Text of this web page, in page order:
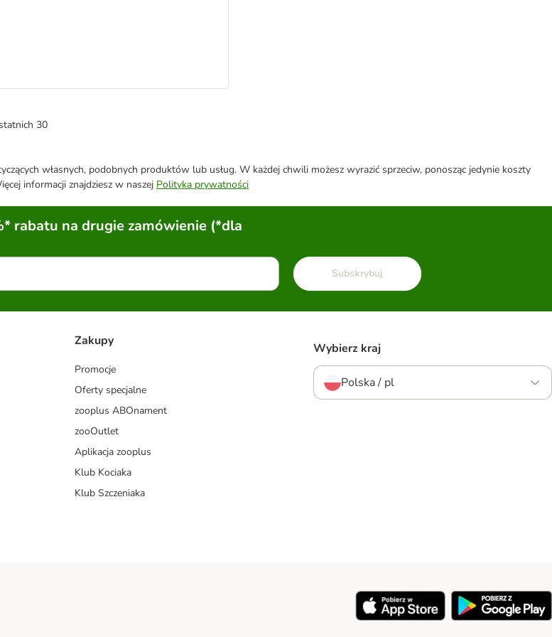
30
własnych, podobnych produktów lub usług. W każdej chwili możesz wyrazić sprzeciw, ponosząc jedynie koszty
informacji znajdziesz w naszej Polityka prywatności
rabatu na drugie zamówienie (*dla
Subskrybuj
Zakupy
Promocje
Oferty specjalne
zooplus ABOnament
zooOutlet
Aplikacja zooplus
Klub Kociaka
Klub Szczeniaka
Wybierz kraj
Polska / pl